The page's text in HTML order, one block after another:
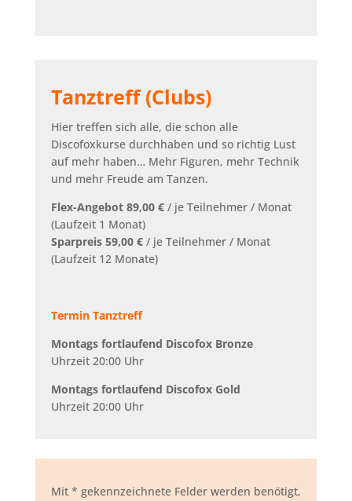
Tanztreff (Clubs)
Hier treffen sich alle, die schon alle
Discofoxkurse durchhaben und so richtig Lust
auf mehr haben… Mehr Figuren, mehr Technik
und mehr Freude am Tanzen.
Flex-Angebot 89,00 €/ je Teilnehmer / Monat
(Laufzeit 1 Monat)
Sparpreis 59,00 €/ je Teilnehmer / Monat
(Laufzeit 12 Monate)
Termin Tanztreff
Montags fortlaufend Discofox Bronze
Uhrzeit 20:00 Uhr
Montags fortlaufend Discofox Gold
Uhrzeit 20:00 Uhr
Mit * gekennzeichnete Felder werden benötigt,